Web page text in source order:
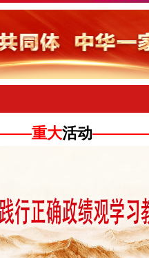
重大活动